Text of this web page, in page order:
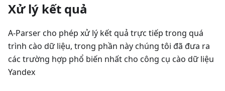
Xử lý kết quả
A-Parser cho phép xử lý kết quả trực tiếp trong quá
trình cào dữ liệu, trong phần này chúng tôi đã đưa ra
các trường hợp phổ biến nhất cho công cụ cào dữ liệu
Yandex